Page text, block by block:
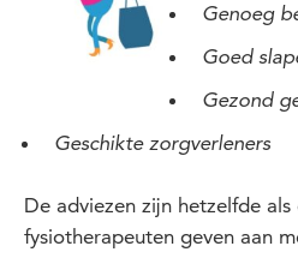
Genoeg
Goed
Gezond
Geschikte zorgverleners
De adviezen zijn hetzelfde
fysiotherapeuten geven aan